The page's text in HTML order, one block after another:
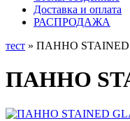
Доставка и оплата
РАСПРОДАЖА
тест » ПАННО STAINED
ПАННО